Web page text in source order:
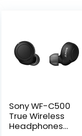
Sony WF-C500
True Wireless
Headphones